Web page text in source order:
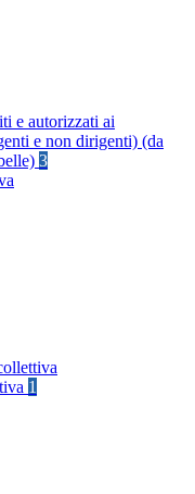
e autorizzati ai
e non dirigenti) (da
3
1